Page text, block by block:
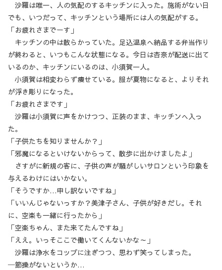
沙羅は唯一、人の気配のするキッチンに入った。施術がない日
でも、いつだって、キッチンという場所には人の気配がする。
「お疲れさまでーす」
キッチンの中は散らかっていた。足込温泉へ納品する弁当作り
が終わると、いつもこんな状態になる。今日は杏奈が配送に出て
いるのか、キッチンにいるのは、小須賀一人。
小須賀は相変わらず痩せている。服が夏物になると、よりそれ
が浮き彫りになった。
「お疲れさまです」
沙羅は小須賀に声をかけつつ、正装のまま、キッチンへ入っ
た。
「子供たちを知りませんか？」
「邪魔になるといけないからって、散歩に出かけましたよ」
さすがに新規の客に、子供の声が騒がしいサロンという印象を
与えるわけにはいかない。
「そうですか…申し訳ないですね」
「いいんじゃないっすか？美津子さん、子供が好きだし。それ
に、空楽も一緒に行ったから」
「空楽ちゃん、また来てたんですね」
「ええ。いっそここで働いてくんないかな～」
沙羅は浄水をコップに注ぎつつ、思わず笑ってしまった。
─節操がないというか…